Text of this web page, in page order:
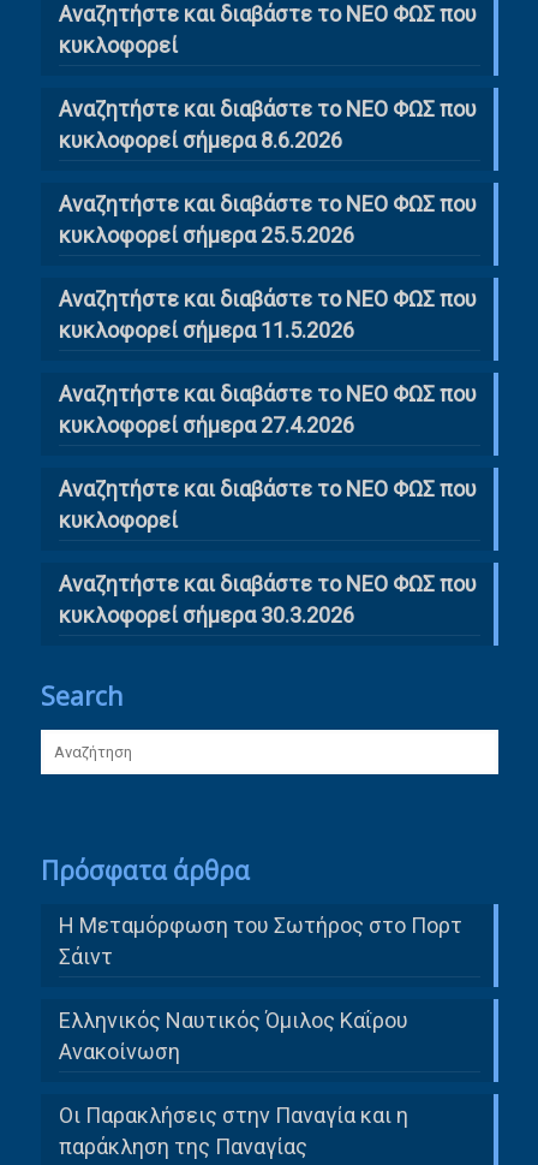
Αναζητήστε και διαβάστε το NΕΟ ΦΩΣ που
κυκλοφορεί
Αναζητήστε και διαβάστε το ΝΕΟ ΦΩΣ που
κυκλοφορεί σήμερα 8.6.2026
Αναζητήστε και διαβάστε το ΝΕΟ ΦΩΣ που
κυκλοφορεί σήμερα 25.5.2026
Αναζητήστε και διαβάστε το ΝΕΟ ΦΩΣ που
κυκλοφορεί σήμερα 11.5.2026
Αναζητήστε και διαβάστε το ΝΕΟ ΦΩΣ που
κυκλοφορεί σήμερα 27.4.2026
Αναζητήστε και διαβάστε το ΝΕΟ ΦΩΣ που
κυκλοφορεί
Αναζητήστε και διαβάστε το ΝΕΟ ΦΩΣ που
κυκλοφορεί σήμερα 30.3.2026
Search
Πρόσφατα άρθρα
Η Μεταμόρφωση του Σωτήρος στο Πορτ
Σάιντ
Ελληνικός Ναυτικός Όμιλος Καΐρου
Ανακοίνωση
Οι Παρακλήσεις στην Παναγία και η
παράκληση της Παναγίας